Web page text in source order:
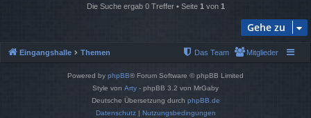
Die Suche ergab 0 Treffer • Seite 1 von 1
Gehe zu
Eingangshalle Themen Mitglieder
Das Team
Powered by phpBB® Forum Software © phpBB Limited
Style von Arty - phpBB 3.2 von MrGaby
Deutsche Übersetzung durch phpBB.de
Datenschutz| Nutzungsbedingungen